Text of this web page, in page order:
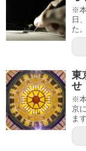
※
日
た
東
せ
※
京
ま